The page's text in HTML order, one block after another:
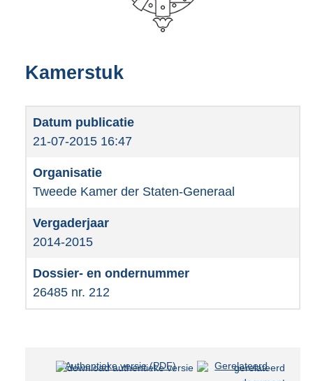
Kamerstuk
21-07-2015 16:47
Tweede Kamer der Staten-Generaal
2014-2015
26485 nr. 212
Authentieke versie (PDF)b
Gerelateerd